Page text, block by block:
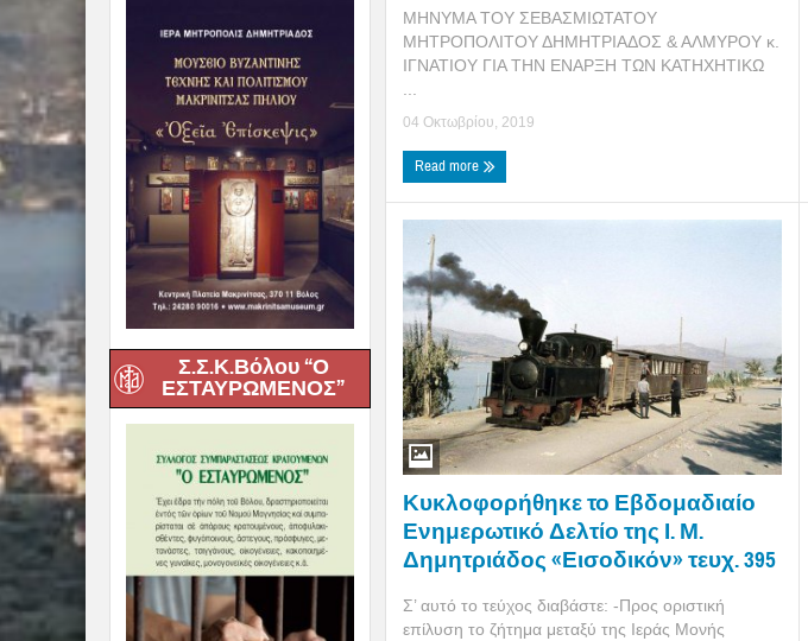
Σ.Σ.Κ.Βόλου “Ο
ΕΣΤΑΥΡΩΜΕΝΟΣ”
ΜΗΝΥΜΑ ΤΟΥ ΣΕΒΑΣΜΙΩΤΑΤΟΥ
ΜΗΤΡΟΠΟΛΙΤΟΥ ΔΗΜΗΤΡΙΑΔΟΣ & ΑΛΜΥΡΟΥ κ.
ΙΓΝΑΤΙΟΥ ΓΙΑ ΤΗΝ ΕΝΑΡΞΗ ΤΩΝ ΚΑΤΗΧΗΤΙΚΩ
04 Οκτωβρίου, 2019
Read more
Κυκλοφορήθηκε το Εβδομαδιαίο
Ενημερωτικό Δελτίο της Ι. Μ.
Δημητριάδος «Εισοδικόν» τευχ. 395
Σ’ αυτό το τεύχος διαβάστε: -Προς οριστική
επίλυση το ζήτημα μεταξύ της Ιεράς Μονής